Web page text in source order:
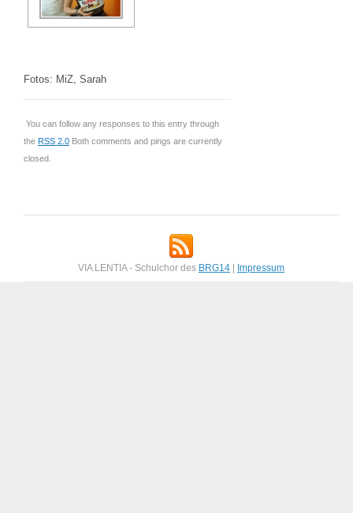
Fotos: MiZ, Sarah
You can follow any responses to this entry through
the RSS 2.0 Both comments and pings are currently
closed.
VIA LENTIA - Schulchor des BRG14 | Impressum